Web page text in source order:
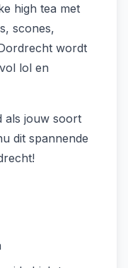
high tea met
scones,
wordt
lol en
als jouw soort
dit spannende